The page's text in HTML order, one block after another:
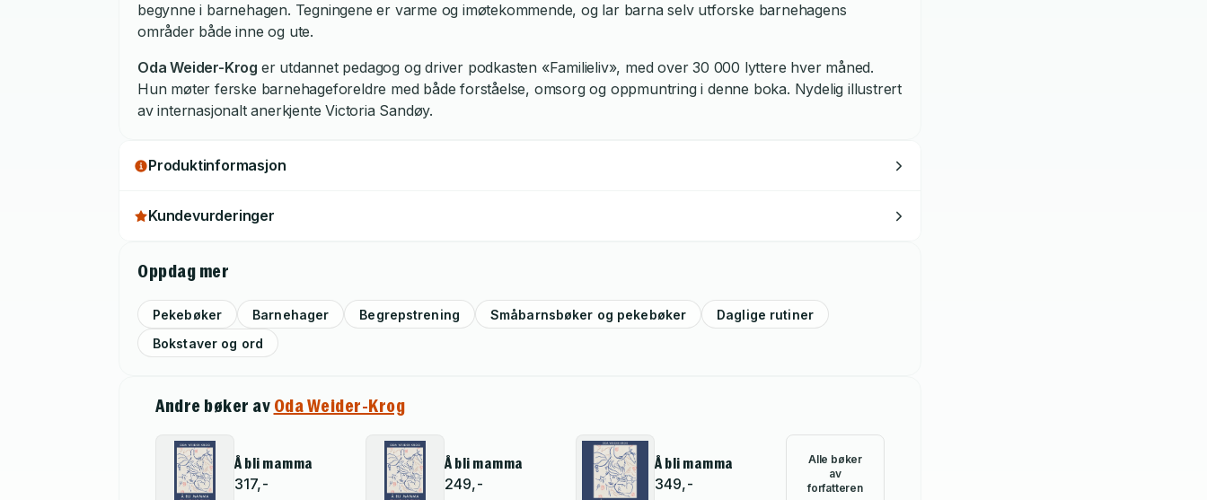
begynne i barnehagen. Tegningene er varme og imøtekommende, og lar barna selv utforske barnehagens
områder både inne og ute.
Oda Weider-Krog er utdannet pedagog og driver podkasten «Familieliv», med over 30 000 lyttere hver måned.
Hun møter ferske barnehageforeldre med både forståelse, omsorg og oppmuntring i denne boka. Nydelig illustrert
av internasjonalt anerkjente Victoria Sandøy.
Produktinformasjon
Kundevurderinger
Oppdag mer
Pekebøker Barnehager Begrepstrening Småbarnsbøker og pekebøker
Daglige rutiner
Bokstaver og ord
Andre bøker av Oda Weider-Krog
Å bli mamma
317,-
Å bli mamma
249,-
Å bli mamma
349,-
Alle bøker
av
forfatteren